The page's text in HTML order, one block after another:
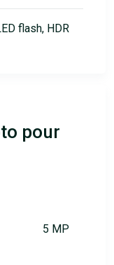
flash, HDR
pour
5 MP